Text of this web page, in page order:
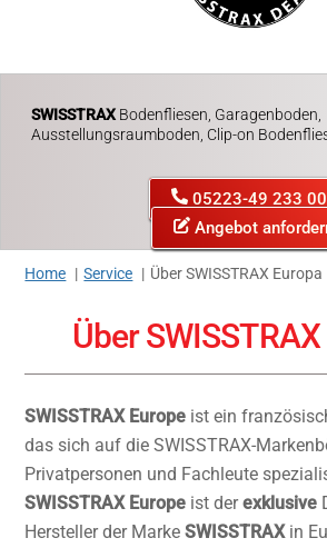
SWISSTRAX Bodenfliesen, Garagenboden,
Ausstellungsraumboden, Clip-on
05223-49 233 00
Angebot
Home Service Über SWISSTRAX Europa
Über
SWISSTRAX Europe ist ein
das sich auf die SWISSTRAX-
Privatpersonen und Fachleute
SWISSTRAX Europe ist derexklusive
Hersteller der MarkeSWISSTRAXin